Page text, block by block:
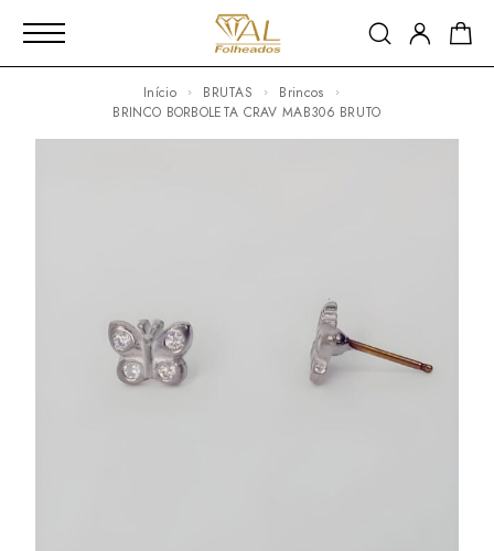
Início BRUTAS
Brincos
BRINCO BORBOLETA CRAV MAB306 BRUTO